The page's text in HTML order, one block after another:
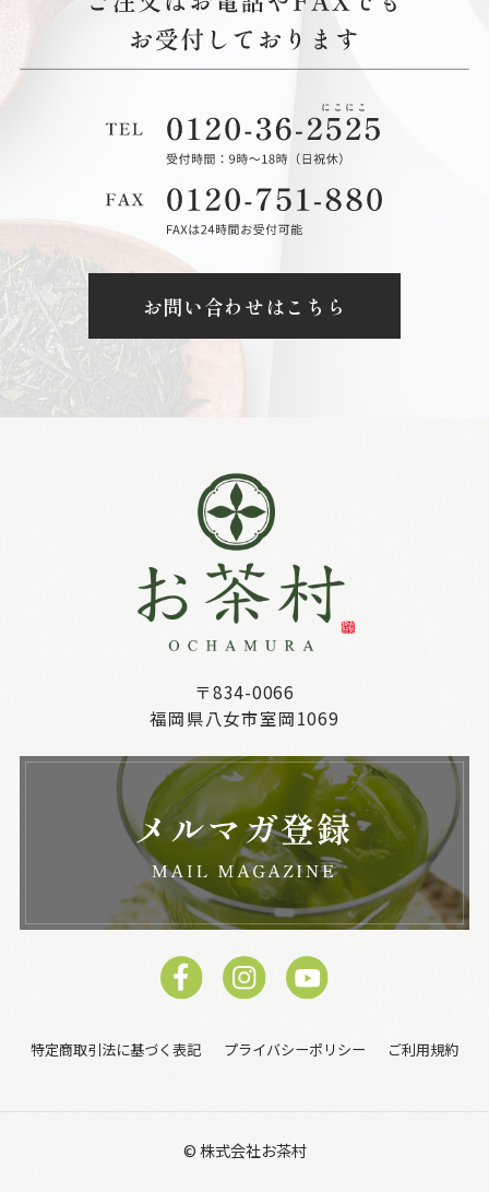
お問い合わせはこちら
〒834-0066
福岡県八女市室岡1069
特定商取引法に基づく表記 プライバシーポリシー ご利用規約
© 株式会社お茶村